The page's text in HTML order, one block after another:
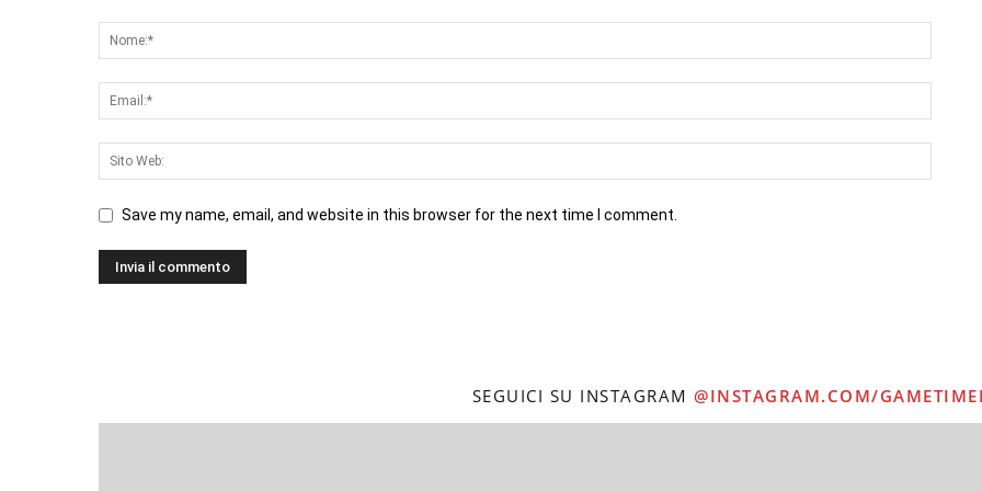
Save my name, email, and website in this browser for the next time I comment.
SEGUICI SU INSTAGRAM @INSTAGRAM.COM/